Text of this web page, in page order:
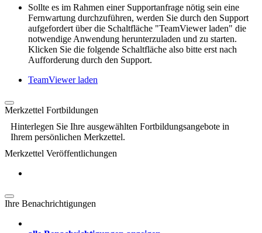
Sollte es im Rahmen einer Supportanfrage nötig sein eine
Fernwartung durchzuführen, werden Sie durch den Support
aufgefordert über die Schaltfläche "TeamViewer laden" die
notwendige Anwendung herunterzuladen und zu starten.
Klicken Sie die folgende Schaltfläche also bitte erst nach
Aufforderung durch den Support.
TeamViewer laden
Merkzettel Fortbildungen
Hinterlegen Sie Ihre ausgewählten Fortbildungsangebote in
Ihrem persönlichen Merkzettel.
Merkzettel Veröffentlichungen
Ihre Benachrichtigungen